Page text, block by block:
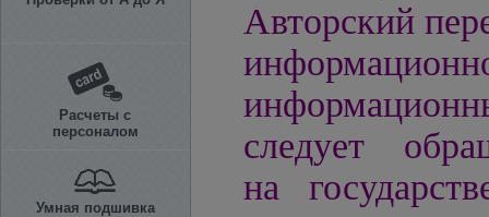
Расчеты с
персоналом
Умная подшивка
Авторский
следует
на